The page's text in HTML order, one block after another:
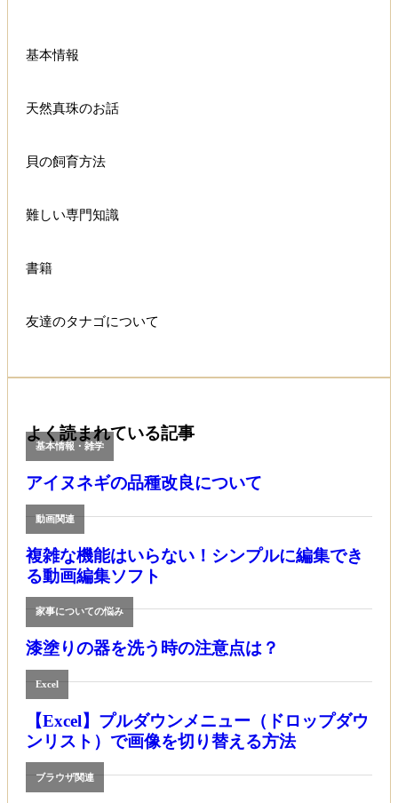
基本情報
天然真珠のお話
貝の飼育方法
難しい専門知識
書籍
友達のタナゴについて
よく読まれている記事
基本情報・雑学
アイヌネギの品種改良について
動画関連
複雑な機能はいらない！シンプルに編集でき
る動画編集ソフト
家事についての悩み
漆塗りの器を洗う時の注意点は？
Excel
【Excel】プルダウンメニュー（ドロップダウ
ンリスト）で画像を切り替える方法
ブラウザ関連